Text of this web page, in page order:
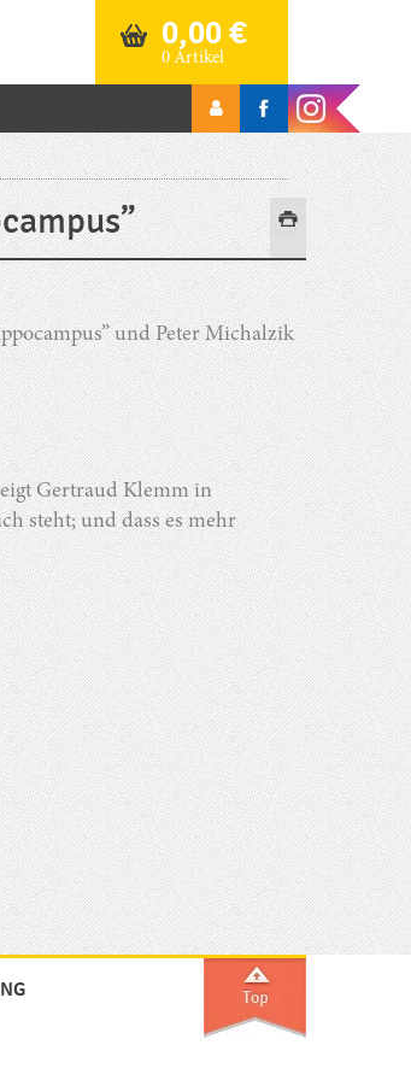
0,00€
0 Artikel
und Peter Michalzik
Gertraud Klemm in
steht; und dass es mehr